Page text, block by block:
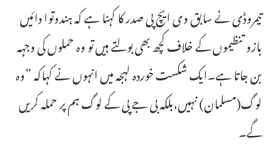
تیمروڈی نے سابق وی ایچ پی صدر کا کہنا ہے کہ ہندوتوا دائیں
بازو تنظیموں کے خلاف کچھ بھی بولتے ہیں تو وہ حملوں کی وجہہ
بن جاتا ہے۔ایک شکست خوردہ لہجہ میں انہوں نے کہاکہ ”وہ
لوگ(مسلمان) نہیں،بلکہ بی جے پی کے لوگ ہم پر حملہ کریں
گے۔